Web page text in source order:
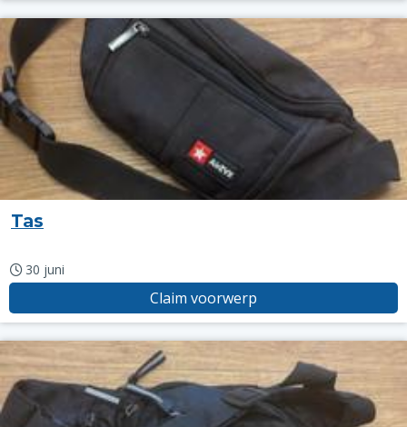
Tas
30 juni
Claim voorwerp